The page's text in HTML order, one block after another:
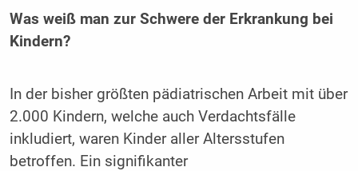
Was weiß man zur Schwere der Erkrankung bei
Kindern?
In der bisher größten pädiatrischen Arbeit mit über
2.000 Kindern, welche auch Verdachtsfälle
inkludiert, waren Kinder aller Altersstufen
betroffen. Ein signifikanter